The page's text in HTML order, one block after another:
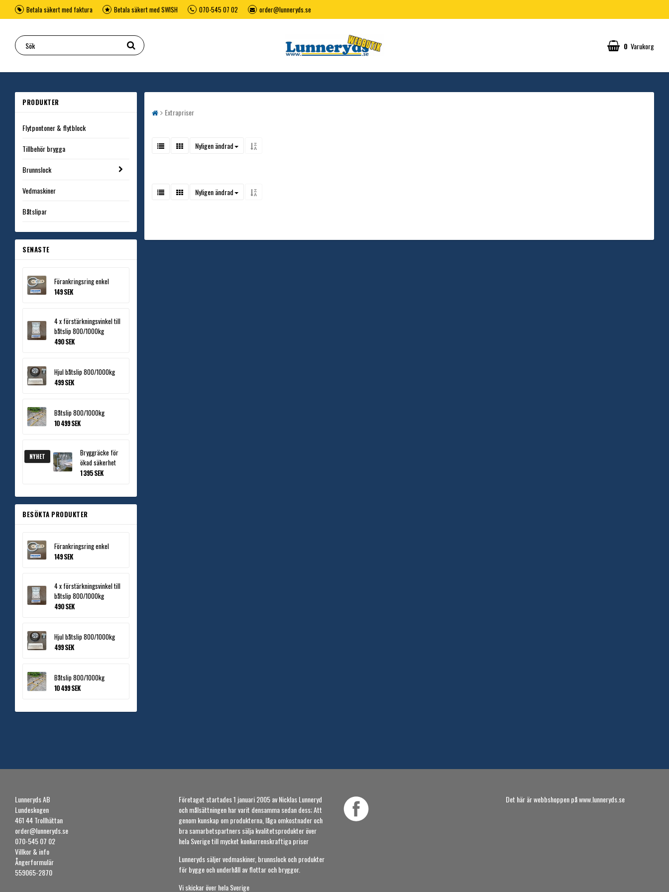
Betala säkert med faktura Betala säkert med SWISH 070-545 07 02 order@lunneryds.se
0 Varukorg
PRODUKTER
Flytpontoner & flytblock
Tillbehör brygga
Brunnslock
Vedmaskiner
Båtslipar
SENASTE
Förankringsring enkel
149 SEK
4 x förstärkningsvinkel till
båtslip 800/1000kg
490 SEK
Hjul båtslip 800/1000kg
499 SEK
Båtslip 800/1000kg
10 499 SEK
NYHET
Bryggräcke för
ökad säkerhet
1 395 SEK
BESÖKTA PRODUKTER
Förankringsring enkel
149 SEK
4 x förstärkningsvinkel till
båtslip 800/1000kg
490 SEK
Hjul båtslip 800/1000kg
499 SEK
Båtslip 800/1000kg
10 499 SEK
Extrapriser
Nyligen ändrad
Nyligen ändrad
Lunneryds AB
Lundeskogen
461 44 Trollhättan
order@lunneryds.se
070-545 07 02
Villkor & info
Ångerformulär
559065-2870
Företaget startades 1 januari 2005 av Nicklas Lunneryd
och målsättningen har varit densamma sedan dess; Att
genom kunskap om produkterna, låga omkostnader och
bra samarbetspartners sälja kvalitetsprodukter över
hela Sverige till mycket konkurrenskraftiga priser
Lunneryds säljer vedmaskiner, brunnslock och produkter
för bygge och underhåll av flottar och bryggor.
Vi skickar över hela Sverige
Det här är webbshoppen påwww.lunneryds.se